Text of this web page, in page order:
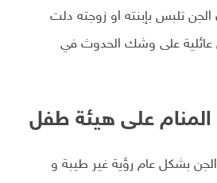
الجن تلبس بإبنته او زوجته دلت
على وشك الحدوث في
المنام على هيئة طفل
الجن بشكل عام رؤية غير طيبة و